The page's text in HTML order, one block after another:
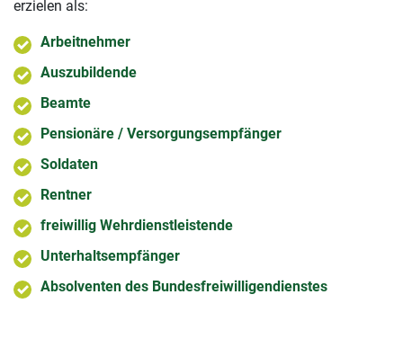
erzielen als:
Arbeitnehmer
Auszubildende
Beamte
Pensionäre / Versorgungsempfänger
Soldaten
Rentner
freiwillig Wehrdienstleistende
Unterhaltsempfänger
Absolventen des Bundesfreiwilligendienstes